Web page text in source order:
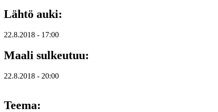
Lähtö auki:
22.8.2018 - 17:00
Maali sulkeutuu:
22.8.2018 - 20:00
Teema: